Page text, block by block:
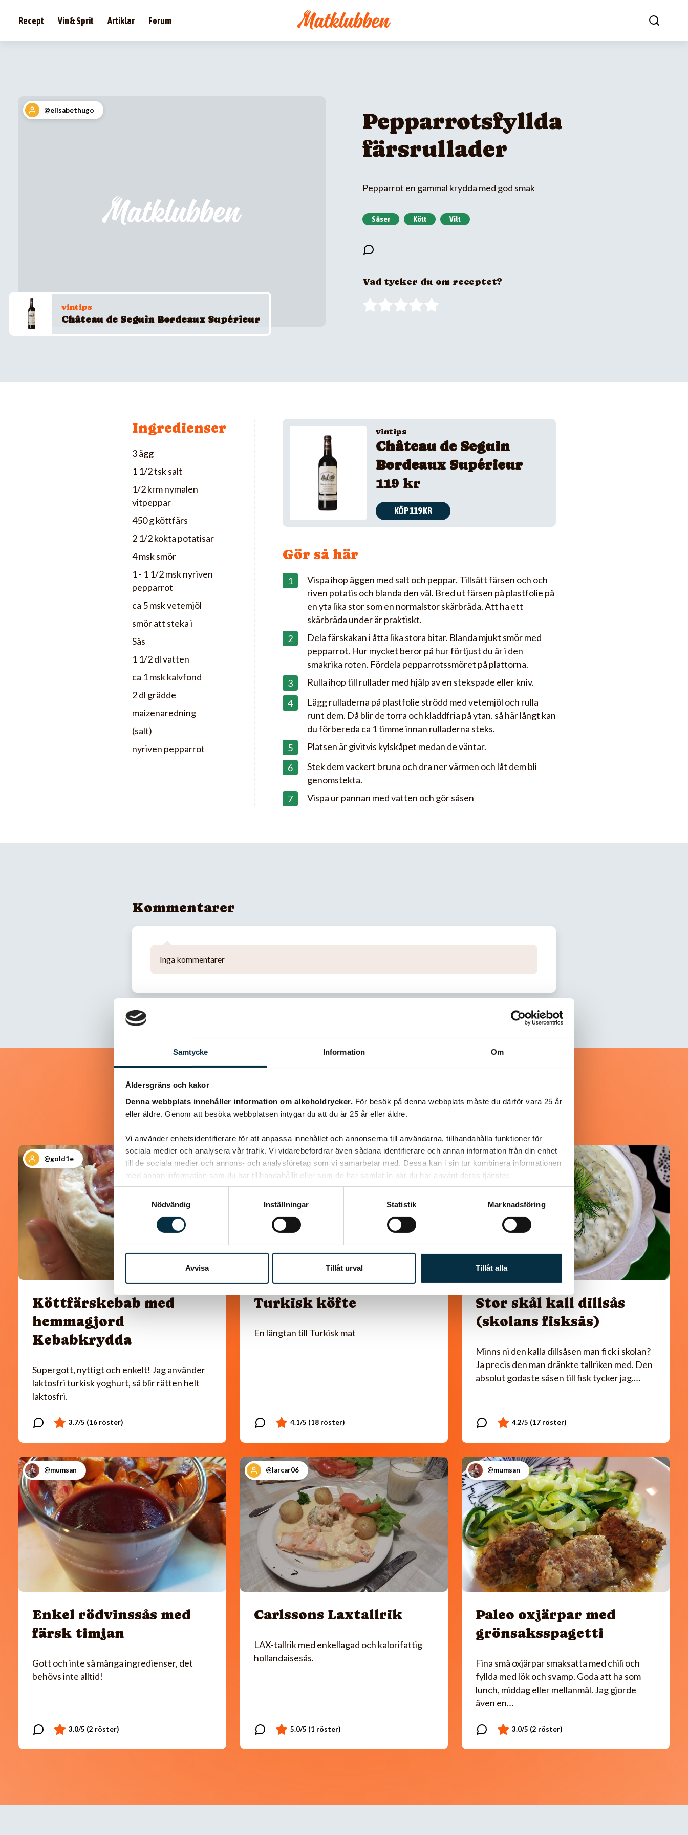
Samtycke Information Om
Åldersgräns och kakor
Denna webbplats innehåller information om alkoholdrycker. För besök på denna webbplats måste du därför vara 25 år
eller äldre. Genom att besöka webbplatsen intygar du att du är 25 år eller äldre.
Vi använder enhetsidentifierare för att anpassa innehållet och annonserna till användarna, tillhandahålla funktioner för
sociala medier och analysera vår trafik. Vi vidarebefordrar även sådana identifierare och annan information från din enhet
till de sociala medier och annons- och analysföretag som vi samarbetar med. Dessa kan i sin tur kombinera informationen
med annan information som du har tillhandahållit eller som de har samlat in när du har använt deras tjänster.
Nödvändig
Inställningar Statistik Marknadsföring
Avvisa Tillåt urval Tillåt alla
Recept Vin & Sprit Artiklar Forum
@elisabethugo
vintips
Château de Seguin Bordeaux Supérieur
Pepparrotsfyllda
färsrullader
Pepparrot en gammal krydda med god smak
Såser Kött Vilt
Vad tycker du om receptet?
Ingredienser
3 ägg
1 1/2 tsk salt
1/2 krm nymalen
vitpeppar
450 g köttfärs
2 1/2 kokta potatisar
4 msk smör
1 - 1 1/2 msk nyriven
pepparrot
ca 5 msk vetemjöl
smör att steka i
Sås
1 1/2 dl vatten
ca 1 msk kalvfond
2 dl grädde
maizenaredning
(salt)
nyriven pepparrot
vintips
Château de Seguin
Bordeaux Supérieur
119 kr
KÖP 119 KR
Gör så här
Vispa ihop äggen med salt och peppar. Tillsätt färsen och och
riven potatis och blanda den väl. Bred ut färsen på plastfolie på
en yta lika stor som en normalstor skärbräda. Att ha ett
skärbräda under är praktiskt.
Dela färskakan i åtta lika stora bitar. Blanda mjukt smör med
pepparrot. Hur mycket beror på hur förtjust du är i den
smakrika roten. Fördela pepparrotssmöret på plattorna.
Rulla ihop till rullader med hjälp av en stekspade eller kniv.
Lägg rulladerna på plastfolie strödd med vetemjöl och rulla
runt dem. Då blir de torra och kladdfria på ytan. så här långt kan
du förbereda ca 1 timme innan rulladerna steks.
Platsen är givitvis kylskåpet medan de väntar.
Stek dem vackert bruna och dra ner värmen och låt dem bli
genomstekta.
Vispa ur pannan med vatten och gör såsen
Kommentarer
Inga kommentarer
Liknande recept
@gold1e
Köttfärskebab med
hemmagjord
Kebabkrydda
Supergott, nyttigt och enkelt! Jag använder
laktosfri turkisk yoghurt, så blir rätten helt
laktosfri.
@koppargrytan
Turkisk köfte
En längtan till Turkisk mat
@wallance
Stor skål kall dillsås
(skolans fisksås)
Minns ni den kalla dillsåsen man fick i skolan?
Ja precis den man dränkte tallriken med. Den
absolut godaste såsen till fisk tycker jag.…
@mumsan
Enkel rödvinssås med
färsk timjan
Gott och inte så många ingredienser, det
behövs inte alltid!
@larcar06
Carlssons Laxtallrik
LAX-tallrik med enkellagad och kalorifattig
hollandaisesås.
@mumsan
Paleo oxjärpar med
grönsaksspagetti
Fina små oxjärpar smaksatta med chili och
fyllda med lök och svamp. Goda att ha som
lunch, middag eller mellanmål. Jag gjorde
även en…